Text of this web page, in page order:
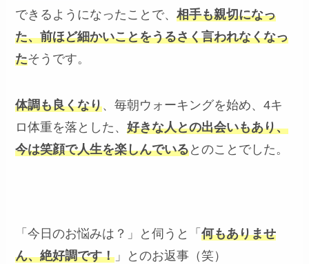
できるようになったことで、相手も親切になっ
た、前ほど細かいことをうるさく言われなくなっ
たそうです。
体調も良くなり、毎朝ウォーキングを始め、4キ
ロ体重を落とした、好きな人との出会いもあり、
今は笑顔で人生を楽しんでいるとのことでした。
「今日のお悩みは？」と伺うと「何もありませ
ん、絶好調です！ 」とのお返事（笑）